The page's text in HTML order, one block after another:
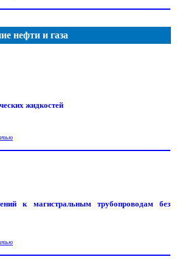
нефти и газа
жидкостей
к магистральным трубопроводам без